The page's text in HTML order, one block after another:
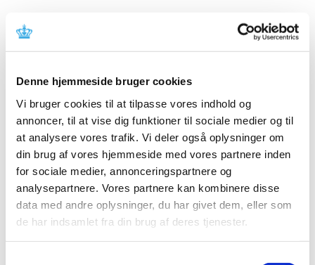
Denne hjemmeside bruger cookies
Vi bruger cookies til at tilpasse vores indhold og
annoncer, til at vise dig funktioner til sociale medier og til
at analysere vores trafik. Vi deler også oplysninger om
din brug af vores hjemmeside med vores partnere inden
for sociale medier, annonceringspartnere og
analysepartnere. Vores partnere kan kombinere disse
data med andre oplysninger, du har givet dem, eller som
de har indsamlet fra din brug af deres tjenester.
2300 København S.
Ansøgninger sendes elektronisk viakontaktformularen
(Åbner i nyt vindue, og skal udfyldes indenfor 20
minutter, ellers modtager vi den ikke). Man kan højest
sende én fil eller én zip-fil mappe.
Ansøgningen skal være Lægemiddelstyrelsen i hænde
senest den9. marts 2022 kl. 12.00.
Rekvirering af oplysninger vedr. Gilleleje Apotek nr. 113
Økonomiske oplysninger om Gilleleje Apotek kan